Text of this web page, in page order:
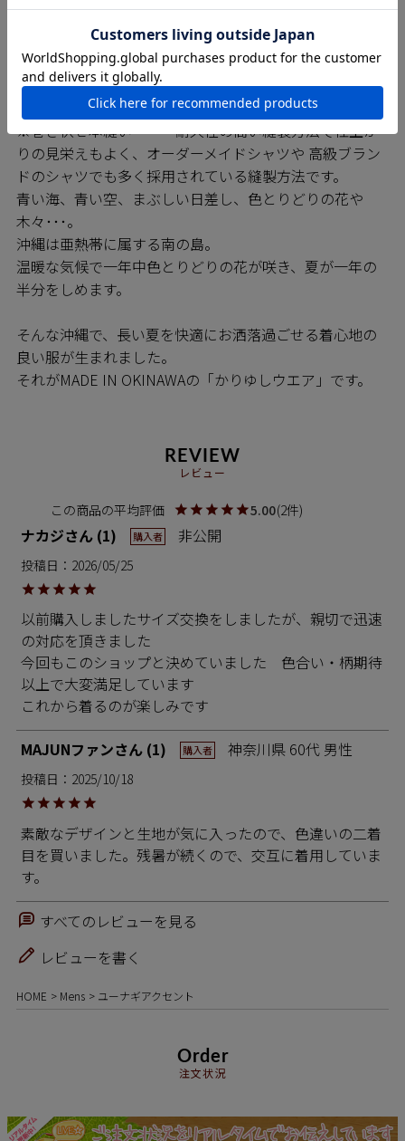
MAJUNシャツは日進商会の子会社で基幹工場であるニチ
ハン繊維の熟練の技をもつ職人たちによって一枚一枚丁
寧に縫われています。弊社の縫製工場では沖縄県内でい
ち早く「※巻き伏せ縫い」の技術を確立しており、
MAJUNシャツは高いレベルの縫製が約束されています。
※巻き伏せ本縫い・・・耐久性の高い縫製方法で仕上が
りの見栄えもよく、オーダーメイドシャツや 高級ブラン
ドのシャツでも多く採用されている縫製方法です。
青い海、青い空、まぶしい日差し、色とりどりの花や
木々･･･。
沖縄は亜熱帯に属する南の島。
温暖な気候で一年中色とりどりの花が咲き、夏が一年の
半分をしめます。
そんな沖縄で、長い夏を快適にお洒落過ごせる着心地の
良い服が生まれました。
それがMADE IN OKINAWAの「かりゆしウエア」です。
REVIEW
レビュー
5.00 2
ナカジ 1 購入者 非公開
投稿日 2026/05/25
以前購入しましたサイズ交換をしましたが、親切で迅速
の対応を頂きました
今回もこのショップと決めていました　色合い・柄期待
以上で大変満足しています
これから着るのが楽しみです
MAJUNファン 1 購入者 神奈川県 60代 男性
投稿日 2025/10/18
素敵なデザインと生地が気に入ったので、色違いの二着
目を買いました。残暑が続くので、交互に着用していま
す。
すべてのレビューを見る
レビューを書く
HOME Mens ユーナギアクセント
Order
注文状況